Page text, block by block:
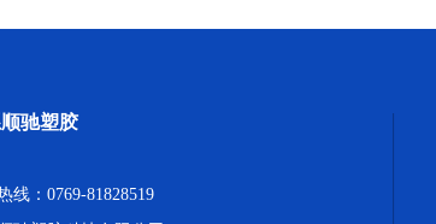
驰塑胶
线：0769-81828519